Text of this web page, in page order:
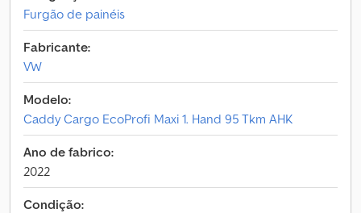
Furgão de painéis
Fabricante:
VW
Modelo:
Caddy Cargo EcoProfi Maxi 1. Hand 95 Tkm AHK
Ano de fabrico:
2022
Condição: